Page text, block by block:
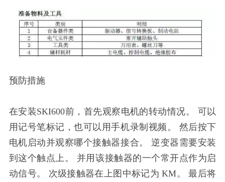
预防措施
在安装SKI600前，首先观察电机的转动情况。 可以
用记号笔标记，也可以用手机录制视频。 然后按下
电机启动并观察哪个接触器接合。 逆变器需要安装
到这个触点上。 并用该接触器的一个常开点作为启
动信号。 次级接触器在上图中标记为 KM。 最后将